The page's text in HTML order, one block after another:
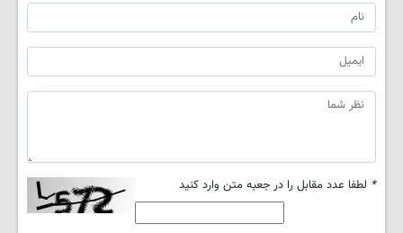
* لطفا عدد مقابل را در جعبه متن وارد کنید